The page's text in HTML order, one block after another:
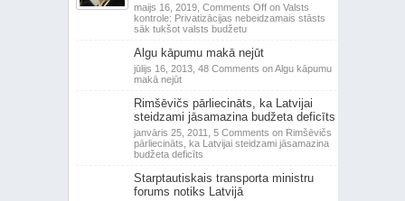
maijs 16, 2019, Comments Offon Valsts
kontrole: Privatizācijas nebeidzamais stāsts
sāk tukšot valsts budžetu
Algu kāpumu makā nejūt
jūlijs 16, 2013, 48 Comments on Algu kāpumu
makā nejūt
Rimšēvičs pārliecināts, ka Latvijai
steidzami jāsamazina budžeta deficīts
janvāris 25, 2011, 5 Comments on Rimšēvičs
pārliecināts, ka Latvijai steidzami jāsamazina
budžeta deficīts
Starptautiskais transporta ministru
forums notiks Latvijā